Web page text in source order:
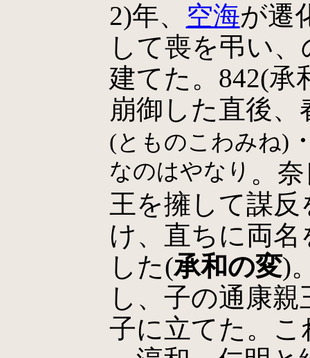
2)年、 空海が遷
して喪を弔い
建てた。842(承
崩御した直後
(とものこわみね)
なのはやなり 。
王を擁して謀
け、直ちに両
した(承和の変)
し、子の通康
子に立てた。